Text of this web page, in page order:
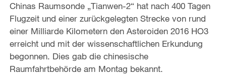
Chinas Raumsonde „Tianwen-2“ hat nach 400 Tagen
Flugzeit und einer zurückgelegten Strecke von rund
einer Milliarde Kilometern den Asteroiden 2016 HO3
erreicht und mit der wissenschaftlichen Erkundung
begonnen. Dies gab die chinesische
Raumfahrtbehörde am Montag bekannt.